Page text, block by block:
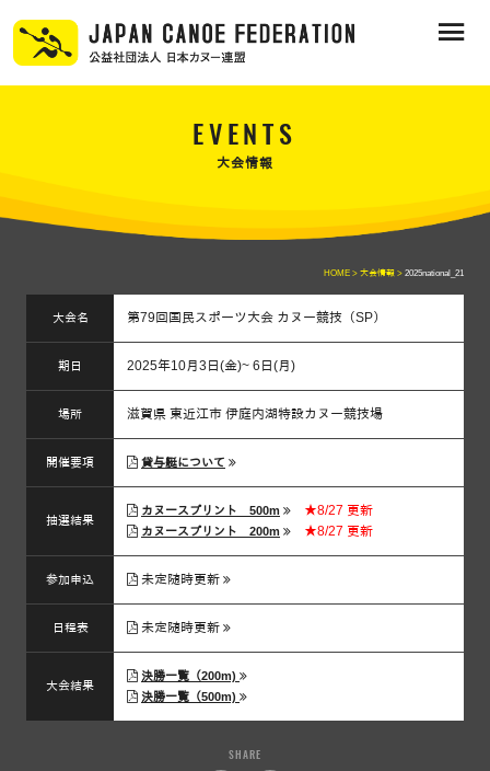
EVENTS
大会情報
HOME > 大会情報 > 2025national_21
大会名 第79回国民スポーツ大会 カヌー競技（SP）
期日 2025年10月3日(金)~ 6日(月)
場所 滋賀県 東近江市 伊庭内湖特設カヌー競技場
開催要項 貸与艇について
抽選結果
カヌースプリント 500m ★8/27 更新
カヌースプリント 200m ★8/27 更新
参加申込 未定随時更新
日程表 未定随時更新
大会結果
決勝一覧（200m)
決勝一覧（500m)
SHARE